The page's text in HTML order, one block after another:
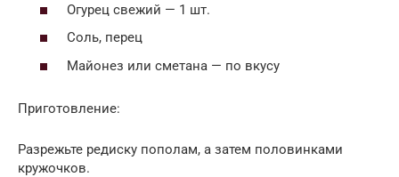
Огурец свежий — 1 шт.
Соль, перец
Майонез или сметана — по вкусу
Приготовление:
Разрежьте редиску пополам, а затем половинками
кружочков.